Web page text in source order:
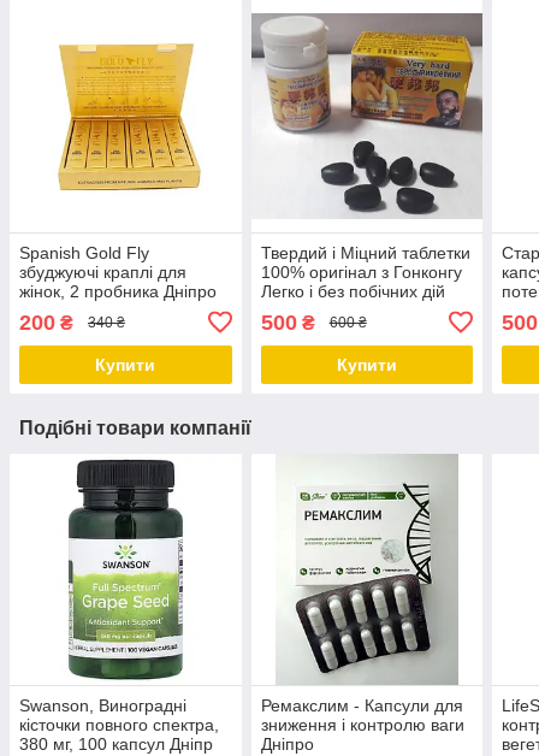
Spanish Gold Fly
збуджуючі краплі для
жінок, 2 пробника Дніпро
200 ₴ 340 ₴
Купити
Твердий і Міцний таблетки
100% оригінал з Гонконгу
Легко і без побічних дій
500₴ 600 ₴
Купити
500
Подібні товари компанії
Swanson, Виноградні
кісточки повного спектра,
380 мг, 100 капсул Дніпр
Ремакслим - Капсули для
зниження і контролю ваги
Дніпро